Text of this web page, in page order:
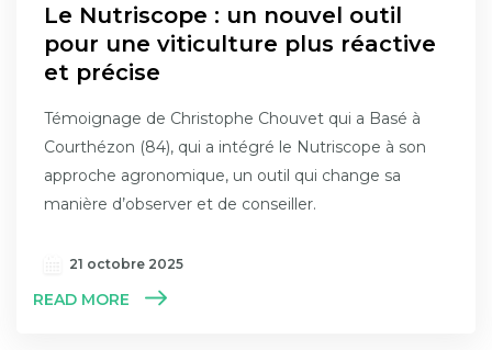
Le Nutriscope : un nouvel outil
pour une viticulture plus réactive
et précise
Témoignage de Christophe Chouvet qui a Basé à
Courthézon (84), qui a intégré le Nutriscope à son
approche agronomique, un outil qui change sa
manière d’observer et de conseiller.
21 octobre 2025
READ MORE